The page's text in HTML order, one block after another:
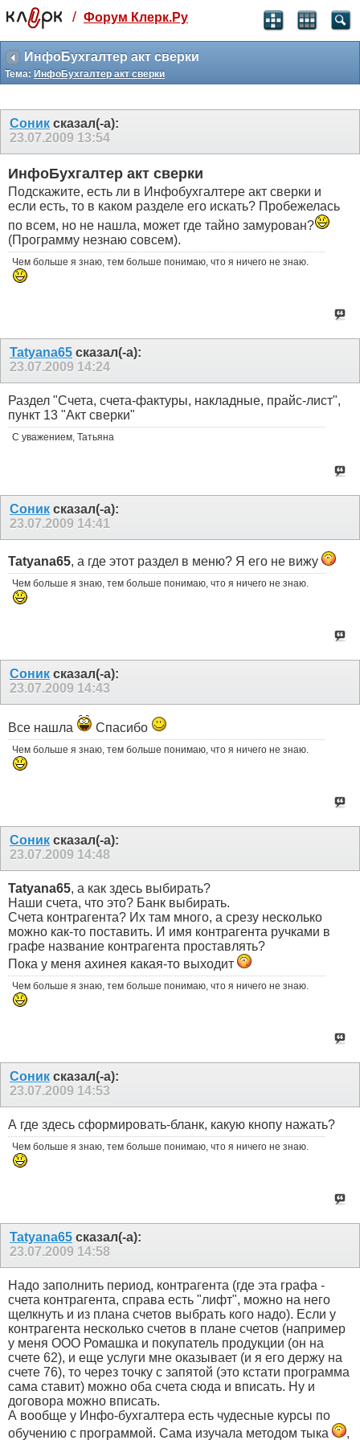
Святые угодники, Клерк без рекламы
прекрасен:)
месяц
3 месяца
259 ₽
-10%
499 ₽
-15%
Отмена Оплатить
/ Форум Клерк.Ру
ИнфоБухгалтер акт сверки
Тема: ИнфоБухгалтер акт сверки
Соник сказал(-а):
23.07.2009 13:54
ИнфоБухгалтер акт сверки
Подскажите, есть ли в Инфобухгалтере акт сверки и
если есть, то в каком разделе его искать? Пробежелась
по всем, но не нашла, может где тайно замурован?
(Программу незнаю совсем).
Чем больше я знаю, тем больше понимаю, что я ничего не знаю.
Tatyana65 сказал(-а):
23.07.2009 14:24
Раздел "Счета, счета-фактуры, накладные, прайс-лист",
пункт 13 "Акт сверки"
С уважением, Татьяна
Соник сказал(-а):
23.07.2009 14:41
Tatyana65, а где этот раздел в меню? Я его не вижу
Чем больше я знаю, тем больше понимаю, что я ничего не знаю.
Соник сказал(-а):
23.07.2009 14:43
Все нашла Спасибо
Чем больше я знаю, тем больше понимаю, что я ничего не знаю.
Соник сказал(-а):
23.07.2009 14:48
Tatyana65, а как здесь выбирать?
Наши счета, что это? Банк выбирать.
Счета контрагента? Их там много, а срезу несколько
можно как-то поставить. И имя контрагента ручками в
графе название контрагента проставлять?
Пока у меня ахинея какая-то выходит
Чем больше я знаю, тем больше понимаю, что я ничего не знаю.
Соник сказал(-а):
23.07.2009 14:53
А где здесь сформировать-бланк, какую кнопу нажать?
Чем больше я знаю, тем больше понимаю, что я ничего не знаю.
Tatyana65 сказал(-а):
23.07.2009 14:58
Надо заполнить период, контрагента (где эта графа -
счета контрагента, справа есть "лифт", можно на него
щелкнуть и из плана счетов выбрать кого надо). Если у
контрагента несколько счетов в плане счетов (например
у меня ООО Ромашка и покупатель продукции (он на
счете 62), и еще услуги мне оказывает (и я его держу на
счете 76), то через точку с запятой (это кстати программа
сама ставит) можно оба счета сюда и вписать. Ну и
договора можно вписать.
А вообще у Инфо-бухгалтера есть чудесные курсы по
обучению с программой. Сама изучала методом тыка
,